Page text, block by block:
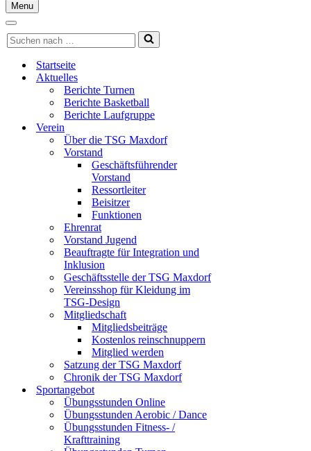
Menu
Navigationsmenü
Navigationsmenü
Suchen
nach …
Startseite
Aktuelles
Berichte Turnen
Berichte Basketball
Berichte Laufgruppe
Verein
Über die TSG Maxdorf
Vorstand
Geschäftsführender
Vorstand
Ressortleiter
Beisitzer
Funktionen
Ehrenrat
Vorstand Jugend
Beauftragte für Integration und
Inklusion
Geschäftsstelle der TSG Maxdorf
Vereinsshop für Kleidung im
TSG-Design
Mitgliedschaft
Mitgliedsbeiträge
Kostenlos reinschnuppern
Mitglied werden
Satzung der TSG Maxdorf
Chronik der TSG Maxdorf
Sportangebot
Übungsstunden Online
Übungsstunden Aerobic / Dance
Übungsstunden Fitness- /
Krafttraining